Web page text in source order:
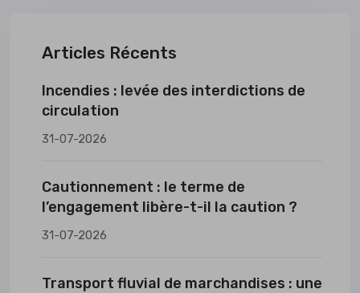
Articles Récents
Incendies : levée des interdictions de
circulation
31-07-2026
Cautionnement : le terme de
l’engagement libère-t-il la caution ?
31-07-2026
Transport fluvial de marchandises : une